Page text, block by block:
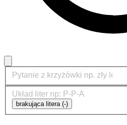
brakująca litera (-)